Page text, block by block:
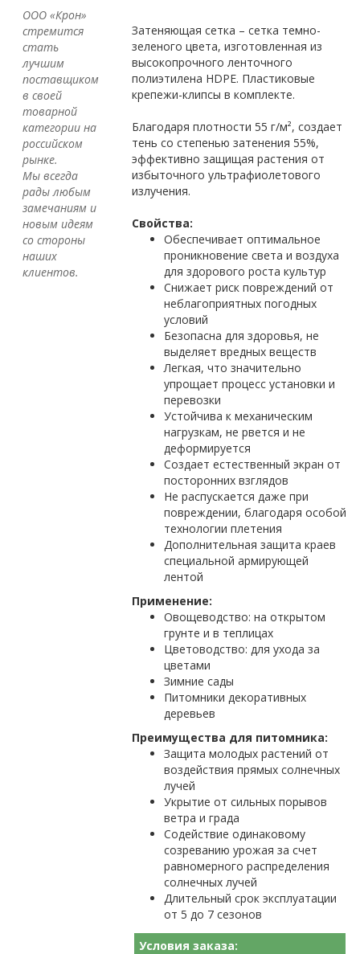
ООО «Крон»
стремится
стать
лучшим
поставщиком
в своей
товарной
категории на
российском
рынке.
Мы всегда
рады любым
замечаниям и
новым идеям
со стороны
наших
клиентов.
Затеняющая сетка – сетка темно-
зеленого цвета, изготовленная из
высокопрочного ленточного
полиэтилена HDPE. Пластиковые
крепежи-клипсы в комплекте.
Благодаря плотности 55 г/м², создает
тень со степенью затенения 55%,
эффективно защищая растения от
избыточного ультрафиолетового
излучения.
Свойства:
Обеспечивает оптимальное
проникновение света и воздуха
для здорового роста культур
Снижает риск повреждений от
неблагоприятных погодных
условий
Безопасна для здоровья, не
выделяет вредных веществ
Легкая, что значительно
упрощает процесс установки и
перевозки
Устойчива к механическим
нагрузкам, не рвется и не
деформируется
Создает естественный экран от
посторонних взглядов
Не распускается даже при
повреждении, благодаря особой
технологии плетения
Дополнительная защита краев
специальной армирующей
лентой
Применение:
Овощеводство: на открытом
грунте и в теплицах
Цветоводство: для ухода за
цветами
Зимние сады
Питомники декоративных
деревьев
Преимущества для питомника:
Защита молодых растений от
воздействия прямых солнечных
лучей
Укрытие от сильных порывов
ветра и града
Содействие одинаковому
созреванию урожая за счет
равномерного распределения
солнечных лучей
Длительный срок эксплуатации
от 5 до 7 сезонов
Условия заказа: